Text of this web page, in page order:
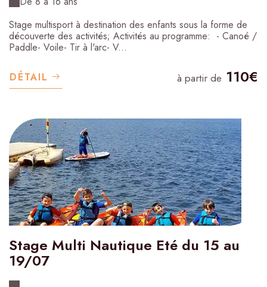
Stage multisport à destination des enfants sous la forme de
découverte des activités; Activités au programme: - Canoé /
Paddle- Voile- Tir à l'arc- V...
DÉTAIL à partir de 110€
Stage Multi Nautique Eté du 15 au
19/07